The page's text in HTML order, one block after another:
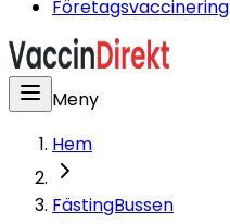
Företagsvaccinering
Meny
Hem
FästingBussen